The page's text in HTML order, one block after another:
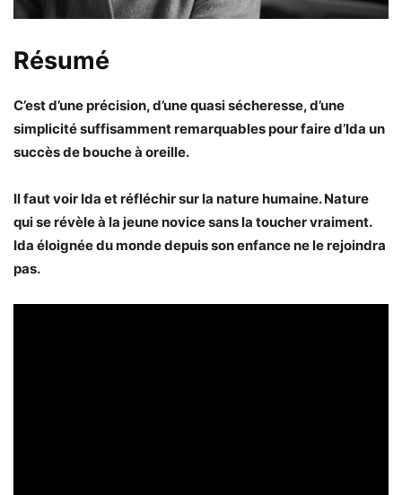
Résumé
C’est d’une précision, d’une quasi sécheresse, d’une
simplicité suffisamment remarquables pour faire d’Ida un
succès de bouche à oreille.
Il faut voir Ida et réfléchir sur la nature humaine. Nature
qui se révèle à la jeune novice sans la toucher vraiment.
Ida éloignée du monde depuis son enfance ne le rejoindra
pas.